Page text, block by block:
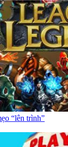
“lên trình”